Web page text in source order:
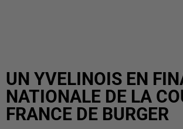
UN YVELINOIS EN
NATIONALE DE LA
FRANCE DE BURGER